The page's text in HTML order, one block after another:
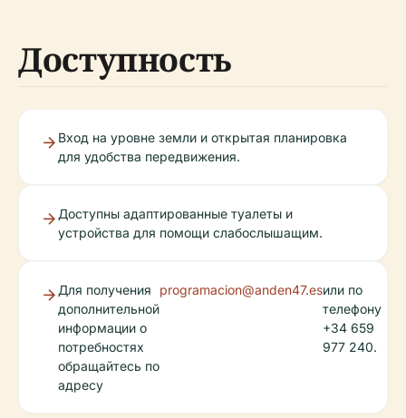
Доступность
Вход на уровне земли и открытая планировка
для удобства передвижения.
Доступны адаптированные туалеты и
устройства для помощи слабослышащим.
Для получения
дополнительной
информации о
потребностях
обращайтесь по
адресу
programacion@anden47.esили по
телефону
+34 659
977 240.